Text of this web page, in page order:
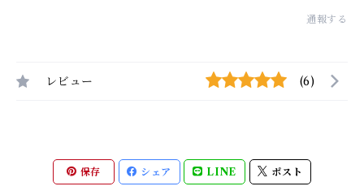
通報する
レビュー (6)
保存 シェア LINE ポスト